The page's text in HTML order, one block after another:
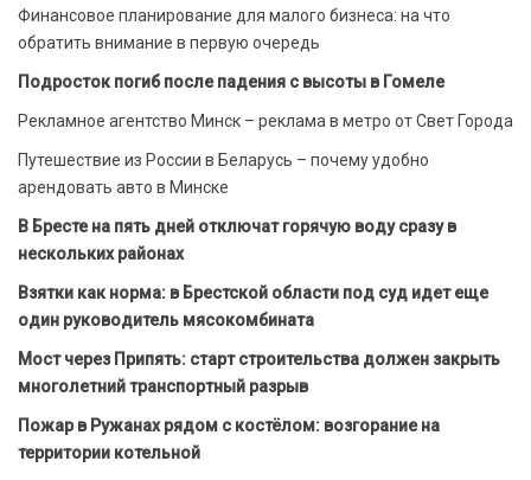
Финансовое планирование для малого бизнеса: на что
обратить внимание в первую очередь
Подросток погиб после падения с высоты в Гомеле
Рекламное агентство Минск – реклама в метро от Свет Города
Путешествие из России в Беларусь – почему удобно
арендовать авто в Минске
В Бресте на пять дней отключат горячую воду сразу в
нескольких районах
Взятки как норма: в Брестской области под суд идет еще
один руководитель мясокомбината
Мост через Припять: старт строительства должен закрыть
многолетний транспортный разрыв
Пожар в Ружанах рядом с костёлом: возгорание на
территории котельной